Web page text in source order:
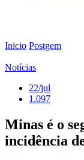
Inicio Postgem
Notícias
22/jul
1.097
Minas é o
incidência